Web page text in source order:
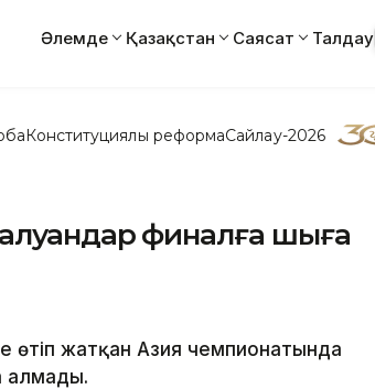
Әлемде Қазақстан Саясат Талдау
Конституциялық реформаСайлау-2026
финалға шыға
өтіп жатқан Азия чемпионатында
алмады.